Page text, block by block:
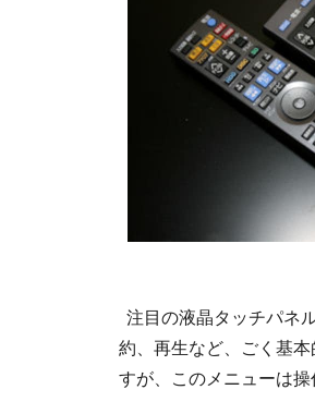
注目の液晶タッチパネ
約、再生など、ごく基
すが、このメニューは